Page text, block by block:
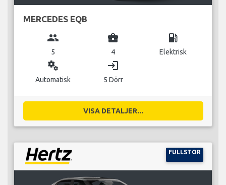
MERCEDES EQB
group
5
business_center
4
local_gas_station
Elektrisk
miscellaneous_services
Automatisk
login
5 Dörr
VISA DETALJER...
FULLSTOR